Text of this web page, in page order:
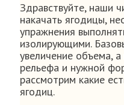
Здравствуйте, наши
накачать ягодицы,
упражнения
изолирующими.
увеличение объема,
рельефа и нужной
рассмотрим какие
ягодиц.